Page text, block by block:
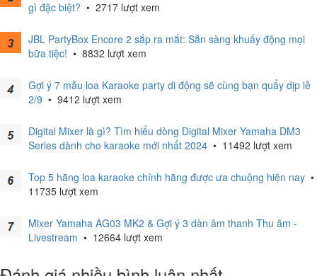
gì đặc biệt? • 2717 lượt xem
JBL PartyBox Encore 2 sắp ra mắt: Sẵn sàng khuấy động mọi
bữa tiệc! • 8832 lượt xem
Gợi ý 7 mẫu loa Karaoke party di động sẽ cùng bạn quẩy dịp lễ
2/9 • 9412 lượt xem
Digital Mixer là gì? Tìm hiểu dòng Digital Mixer Yamaha DM3
Series dành cho karaoke mới nhất 2024 • 11492 lượt xem
Top 5 hãng loa karaoke chính hãng được ưa chuộng hiện nay •
11735 lượt xem
Mixer Yamaha AG03 MK2 & Gợi ý 3 dàn âm thanh Thu âm -
Livestream • 12664 lượt xem